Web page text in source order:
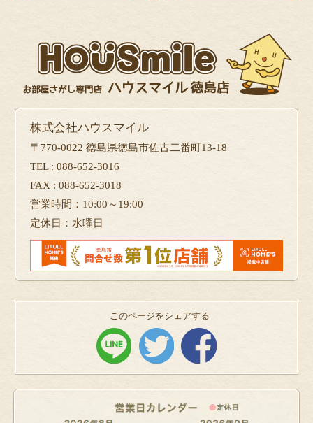
株式会社ハウスマイル
〒770-0022 徳島県徳島市佐古二番町13-18
TEL : 088-652-3016
FAX : 088-652-3018
営業時間：10:00～19:00
定休日：水曜日
このページをシェアする